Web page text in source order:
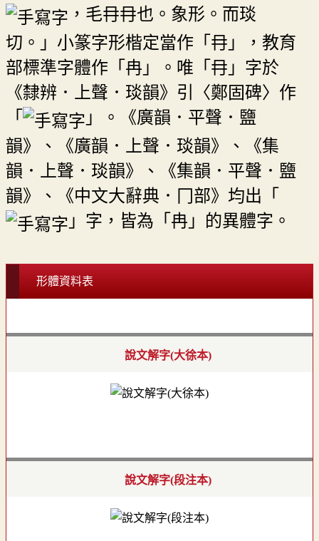
，毛冄冄也。象形。而琰
切。」小篆字形楷定當作「冄」，教育
部標準字體作「冉」。唯「冄」字於
《隸辨．上聲．琰韻》引〈鄭固碑〉作
「
」。《廣韻．平聲．鹽
韻》、《廣韻．上聲．琰韻》、《集
韻．上聲．琰韻》、《集韻．平聲．鹽
韻》、《中文大辭典．冂部》均出「
」字，皆為「冉」的異體字。
形體資料表
說文解字(大徐本)
說文解字(段注本)